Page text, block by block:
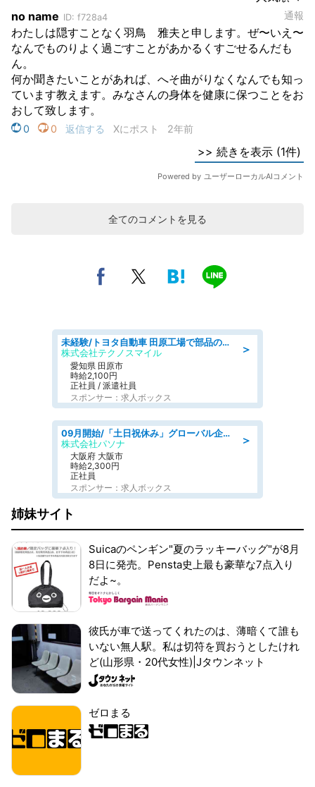
全てのコメントを見る
＞
未経験/トヨタ自動車 田原工場で部品の運搬作業/tutumi
株式会社テクノスマイル
愛知県 田原市
時給2,100円
正社員 / 派遣社員
スポンサー：求人ボックス
＞
09月開始/「土日祝休み」グローバル企業での産業保健のお仕事/保健師/高時給/残業なし/服装自由
株式会社パソナ
大阪府 大阪市
時給2,300円
正社員
スポンサー：求人ボックス
姉妹サイト
Suicaのペンギン"夏のラッキーバッグ"が8月
8日に発売。Pensta史上最も豪華な7点入り
だよ~。
彼氏が車で送ってくれたのは、薄暗くて誰も
いない無人駅。私は切符を買おうとしたけれ
ど(山形県・20代女性)|Jタウンネット
ゼロまる